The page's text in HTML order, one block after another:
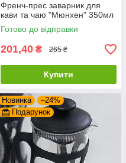
Френч-прес заварник для
кави та чаю "Мюнхен" 350мл
Готово до відправки
201,40 ₴ 265 ₴
Купити
Новинка
–24%
Подарунок